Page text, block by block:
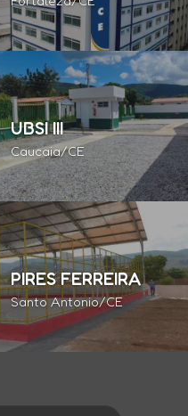
UBSI III
Caucaia/CE
PIRES FERREIRA
Santo Antonio/CE